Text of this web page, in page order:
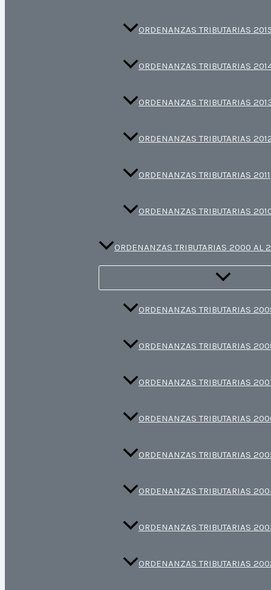
ORDENANZAS TRIBUTARIAS 2015
ORDENANZAS TRIBUTARIAS
ORDENANZAS TRIBUTARIAS
ORDENANZAS TRIBUTARIAS
ORDENANZAS TRIBUTARIAS 2011
ORDENANZAS TRIBUTARIAS
ORDENANZAS TRIBUTARIAS 2000 AL
ORDENANZAS TRIBUTARIAS
ORDENANZAS TRIBUTARIAS
ORDENANZAS TRIBUTARIAS
ORDENANZAS TRIBUTARIAS
ORDENANZAS TRIBUTARIAS
ORDENANZAS TRIBUTARIAS
ORDENANZAS TRIBUTARIAS
ORDENANZAS TRIBUTARIAS